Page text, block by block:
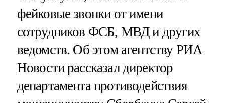
фейковые звонки от имени
сотрудников ФСБ, МВД и других
ведомств. Об этом агентству РИА
Новости рассказал директор
департамента противодействия